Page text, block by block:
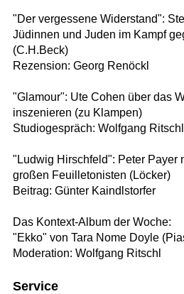
"Der vergessene Widerstand":
Jüdinnen und Juden im Kampf
(C.H.Beck)
Rezension: Georg Renöckl
"Glamour": Ute Cohen über das
inszenieren (zu Klampen)
Studiogespräch: Wolfgang Ritschl
"Ludwig Hirschfeld": Peter Payer
großen Feuilletonisten (Löcker)
Beitrag: Günter Kaindlstorfer
Das Kontext-Album der Woche:
"Ekko" von Tara Nome Doyle
Moderation: Wolfgang Ritschl
Service